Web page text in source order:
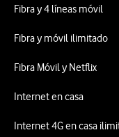
Fibra y 4 líneas móvil
Fibra y móvil ilimitado
Fibra Móvil y Netflix
Internet en casa
Internet 4G en casa